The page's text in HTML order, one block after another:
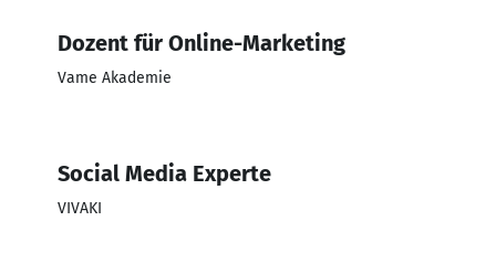
Dozent für Online-Marketing
Vame Akademie
Social Media Experte
VIVAKI